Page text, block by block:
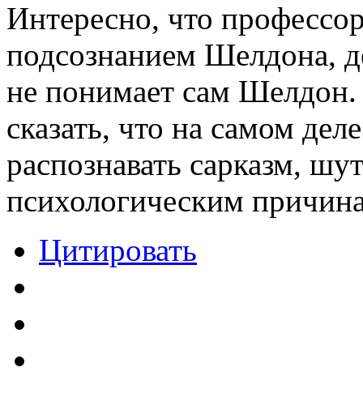
Интересно, что
подсознанием Шелдона,
не понимает сам
сказать, что на самом
распознавать сарказм,
психологическим
Цитировать